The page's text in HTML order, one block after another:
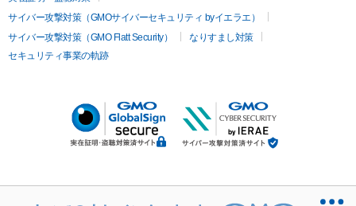
サイバー攻撃対策（GMOサイバーセキュリティ byイエラエ）
サイバー攻撃対策（GMO Flatt Security）
なりすまし対策
セキュリティ事業の軌跡